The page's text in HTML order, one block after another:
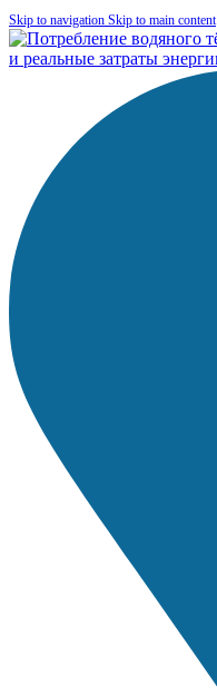
Skip to navigation Skip to main content